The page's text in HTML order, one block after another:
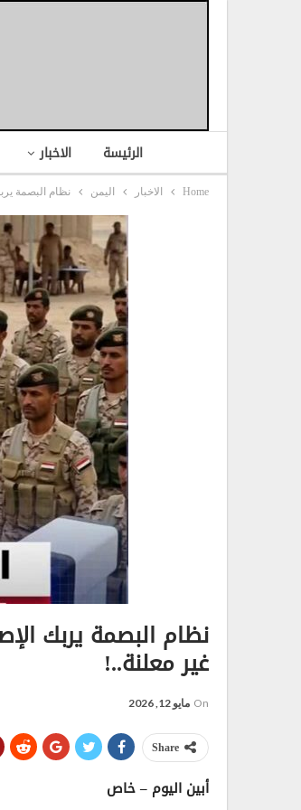
الرئيسة الاخبار
Home الاخبار اليمن نظام البصمة
نظام البصمة يربك
غير معلنة..!
On مايو 12, 2026
Share
أبين اليوم – خاص